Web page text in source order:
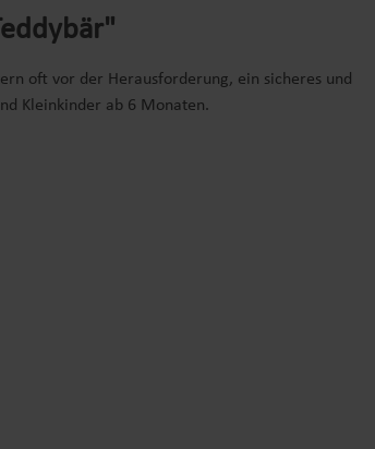
oft vor der Herausforderung, ein sicheres und
Kleinkinder ab 6 Monaten.